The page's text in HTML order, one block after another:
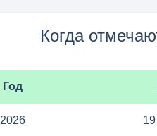
Когда
Год
2026